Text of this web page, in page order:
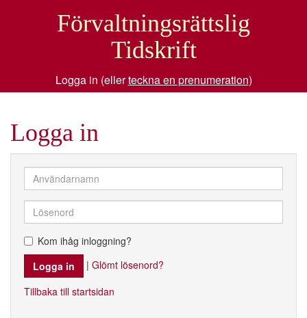
Förvaltningsrättslig
Tidskrift
Logga in (ellerteckna en prenumeration)
Logga in
Kom ihåg inloggning?
| Glömt lösenord?
Tillbaka till startsidan